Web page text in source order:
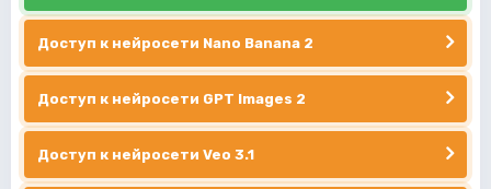
Доступ к нейросети Nano Banana 2
Доступ к нейросети GPT Images 2
Доступ к нейросети Veo 3.1